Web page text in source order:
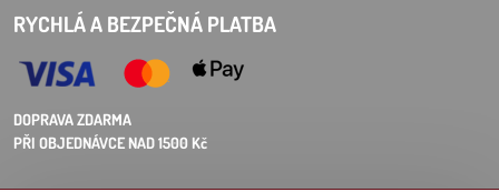
RYCHLÁ A BEZPEČNÁ PLATBA
DOPRAVA ZDARMA
PŘI OBJEDNÁVCE NAD 1500 Kč